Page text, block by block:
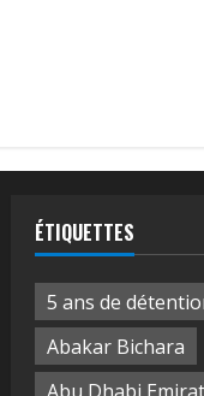
ÉTIQUETTES
5 ans de
Abakar Bichara